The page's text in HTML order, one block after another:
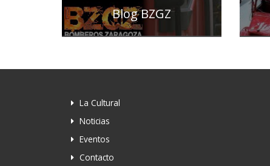
Blog BZGZ
La Cultural
Noticias
Eventos
Contacto